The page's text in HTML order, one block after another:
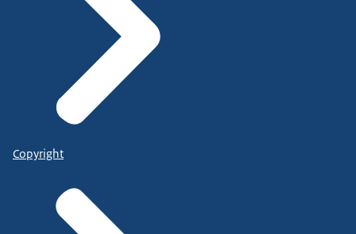
Copyright